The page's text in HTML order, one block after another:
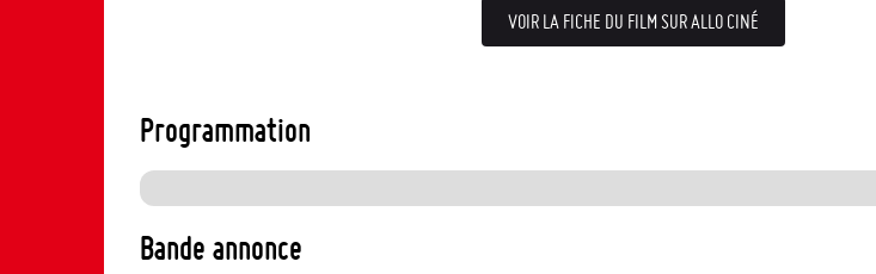
VOIR LA FICHE DU FILM SUR ALLO CINÉ
Programmation
Bande annonce